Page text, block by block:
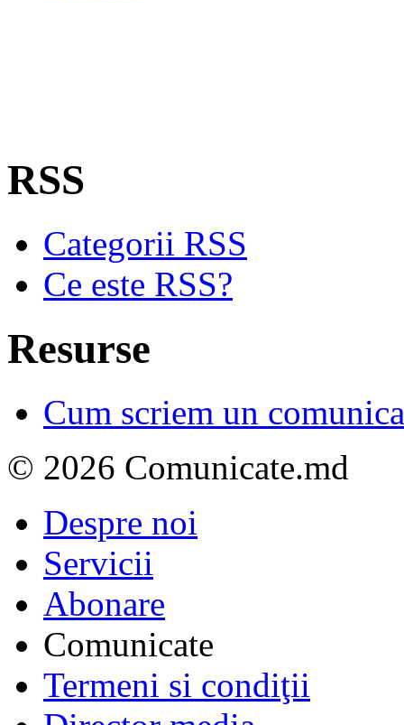
RSS
Categorii RSS
Ce este RSS?
Resurse
Cum scriem un
© 2026 Comunicate.md
Despre noi
Servicii
Abonare
Comunicate
Termeni si condiţii